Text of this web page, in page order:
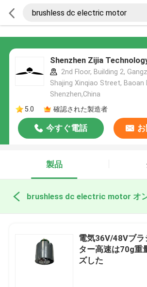
Shenzhen Zijia
2nd Floor, Building 2,
Shajing Xinqiao Street, Baoan
Shenzhen,China
5.0
確認された製造者
今すぐ電話
製品
電気36V/48Vブラ
ター高速は70g重
ズした